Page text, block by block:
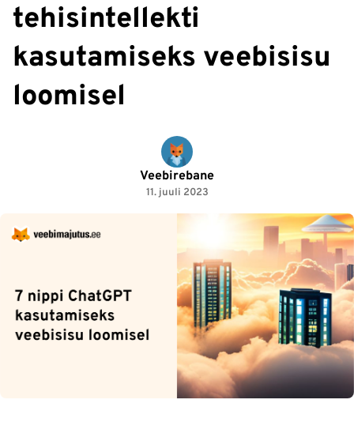
tehisintellekti
kasutamiseks veebisisu
loomisel
Veebirebane
11. juuli 2023